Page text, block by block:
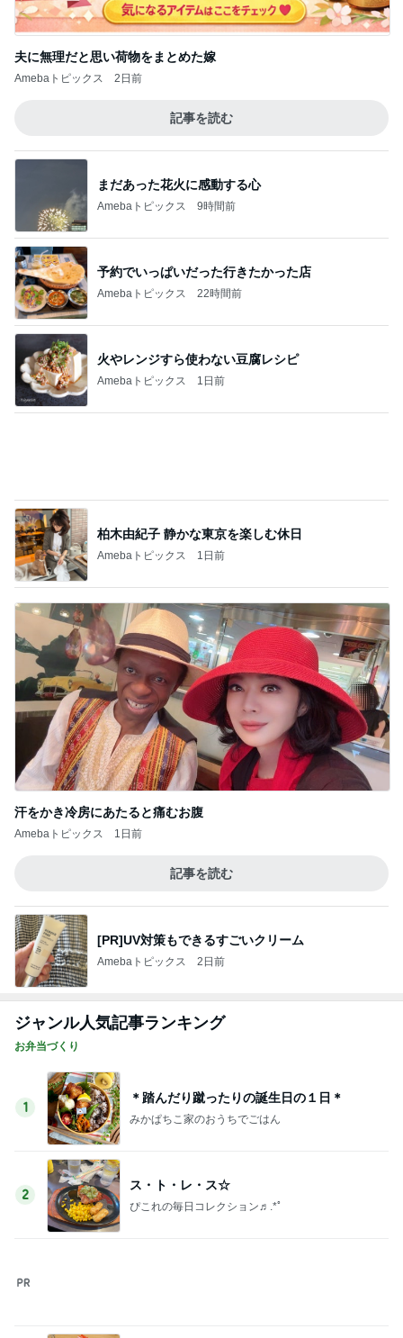
まだあった花火に感動する心
Amebaトピックス 9時間前
Amebaトピックス 22時間前
火やレンジすら使わない豆腐レシピ
Amebaトピックス 1日前
柏木由紀子 静かな東京を楽しむ休日
Amebaトピックス 1日前
汗をかき冷房にあたると痛むお腹
Amebaトピックス
記事を読む
[PR]UV対策もできるすごいクリーム
Amebaトピックス 2日前
ジャンル人気記事ランキング
お弁当づくり
＊踏んだり蹴ったりの誕生日の１日＊
2
ぴこれの毎日コレクション♬.*ﾟ
3
息子自慢いいですか？♡♡
酒ポンコツ女の息子LOVE blog♡♡
4
【正直レビューします！】ホントに良いの？
ｒｉｉ＊ごはんアルバム
5